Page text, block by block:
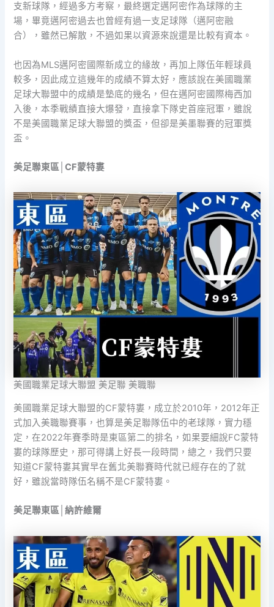
支新球隊，經過多方考察，最終選定邁阿密作為球隊的主
場，畢竟邁阿密過去也曾經有過一支足球隊（邁阿密融
合），雖然已解散，不過如果以資源來說還是比較有資本。
也因為MLS邁阿密國際新成立的緣故，再加上隊伍年輕球員
較多，因此成立這幾年的成績不算太好，應該說在美國職業
足球大聯盟中的成績是墊底的幾名，但在邁阿密國際梅西加
入後，本季戰績直接大爆發，直接拿下隊史首座冠軍，雖說
不是美國職業足球大聯盟的獎盃，但卻是美墨聯賽的冠軍獎
盃。
美足聯東區│CF蒙特婁
美國職業足球大聯盟 美足聯 美職聯
美國職業足球大聯盟的CF蒙特婁，成立於2010年，2012年正
式加入美職聯賽事，也算是美足聯隊伍中的老球隊，實力穩
定，在2022年賽季時是東區第二的排名，如果要細說FC蒙特
婁的球隊歷史，那可得講上好長一段時間，總之，我們只要
知道CF蒙特婁其實早在舊北美聯賽時代就已經存在的了就
好，雖說當時隊伍名稱不是CF蒙特婁。
美足聯東區│納許維爾